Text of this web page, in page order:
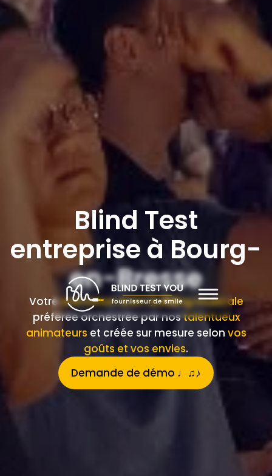
Blind Test
entreprise à Bourg-
en-Bresse
Votreanimation team building musicale
préférée orchestrée par nostalentueux
animateurs et créée sur mesure selon vos
goûts et vos envies.
Demande de démo ♩♫♪